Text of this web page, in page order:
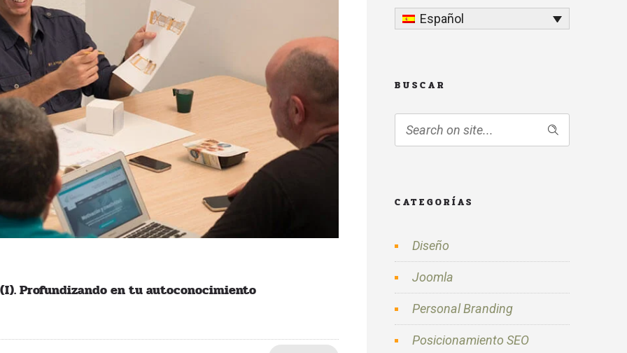
Profundizando en tu autoconocimiento
Español
BUSCAR
CATEGORÍAS
Diseño
Joomla
Personal Branding
Posicionamiento SEO